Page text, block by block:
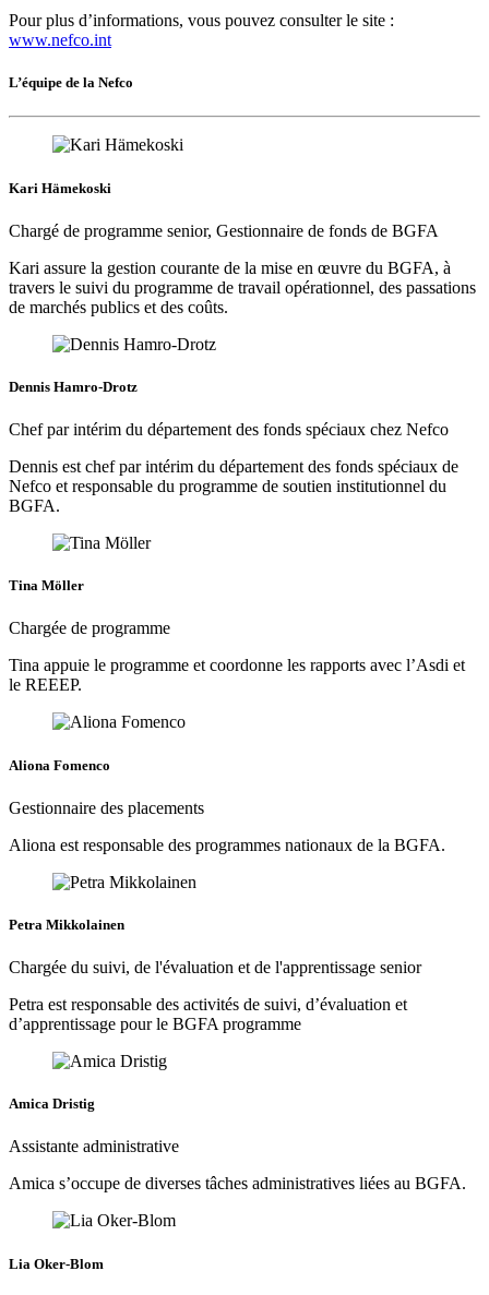
Pour plus d’informations, vous pouvez consulter le site :
www.nefco.int
L’équipe de la Nefco
Kari Hämekoski
Chargé de programme senior, Gestionnaire de fonds de BGFA
Kari assure la gestion courante de la mise en œuvre du BGFA, à
travers le suivi du programme de travail opérationnel, des passations
de marchés publics et des coûts.
Dennis Hamro-Drotz
Chef par intérim du département des fonds spéciaux chez Nefco
Dennis est chef par intérim du département des fonds spéciaux de
Nefco et responsable du programme de soutien institutionnel du
BGFA.
Tina Möller
Chargée de programme
Tina appuie le programme et coordonne les rapports avec l’Asdi et
le REEEP.
Aliona Fomenco
Gestionnaire des placements
Aliona est responsable des programmes nationaux de la BGFA.
Petra Mikkolainen
Chargée du suivi, de l'évaluation et de l'apprentissage senior
Petra est responsable des activités de suivi, d’évaluation et
d’apprentissage pour le BGFA programme
Amica Dristig
Assistante administrative
Amica s’occupe de diverses tâches administratives liées au BGFA.
Lia Oker-Blom